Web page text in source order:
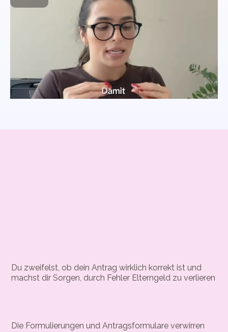
Du zweifelst, ob dein Antrag wirklich korrekt ist und
machst dir Sorgen, durch Fehler Elterngeld zu verlieren
Die Formulierungen und Antragsformulare verwirren